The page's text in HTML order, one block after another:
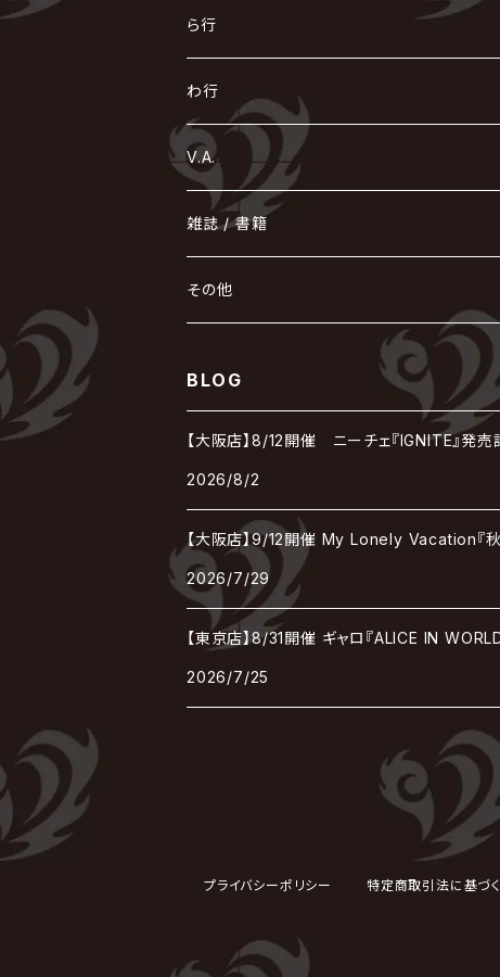
Acid Black Cherry
Ashmaze.
甘い暴力
アリス九號. / ALICE NINE. / A9
ΛrlequiΩ / アルルカン
Angelo
アンティック-珈琲店-
アンフィル
色々な十字架
168 / 葵-168-
the GazettE
GOTCHAROCKA
蛾と蝶
cali≠gari
河村隆一
KIRITO / キリト
己龍
GREN / グレン
黒夢
ゴールデンボンバー
CONTRASTZ
XANVALA
Sick²
ジグソウ
シド
JAKIGAN MEISTER
Chanty
sugar
Jupiter
JILUKA
sukekiyo
SCAPEGOAT
SPLENDID GOD GIRAFFE
SLAPSLY / CHIYU
零[Hz]
SOPHIA
ZOMBIE / ぞんび
DADAROMA
逹瑯
DAVID / SUI / 縁
DARRELL
D
DIAURA
DaizyStripper
D'ESPAIRSRAY
DEXCORE
TAKE NO BREAK
DEZERT
deadman
DEVILOOF
と
東京花嫁
Tourbillon
Dawnman
NICOLAS
nurié
ね
NETH PRIERE CAIN
NEVERLAND
の
NoGoD
NOCTURNAL BLOODLUST
H.U.G
BugLug
HAZUKI / 葉月
薔薇の宮殿
BAROQUE
HERO
美炎-BIEN-
HIZAKI
vistlip
hide with Spread Beaver / hide
HIDE-ZOU
ビバラッシュ
ふ
Far East Dizain
Fatüm
FANTASTIC◇CIRCUS
Blu-BiLLioN
BULL ZEICHEN 88
BULL FIELD
BREAKERZ
へ
BabyKingdom
THE BEETHOVEN
ペンタゴン
ほ
POIDOL
HOLLOWGRAM
THE MICRO HEAD 4N'S
MAO / マオ from SID
マガツノート
machine
マツタケワークス
摩天楼オペラ
THE MADNA
MAMA.
まみれた / MAMIRETA
み
未完成アリス
ミスイ
mitsu
む
MUCC / ムック
め
メトロノーム
MERRY / メリー
も
THE MORTAL
最上川司
や
ヤミテラ / 外道反逆者ヤミテラ
ゆ
YUKIYA / 藤田幸也
ユナイト
よ
ら行
ら
rice
Rides In ReVellion
RAN / 蘭
り
Leetspeak monsters
Ricky
LIPHLICH
Lill
lynch.
る
Ruiza
LUNA SEA
れ
the Raid.
REIGN
RAZOR
LSN / The LEGENDARY SIX NINE
Rorschach.inc
ロマン急行
わ行
わ
wyse
我が為
V.A.
雑誌 / 書籍
hévn
その他
BLOG
【大阪店】8/12開催 ニーチェ『IGNITE』発売
2026/8/2
【大阪店】9/12開催 My Lonely Vacation『秋
2026/7/29
【東京店】8/31開催 ギャロ『ALICE IN
2026/7/25
プライバシーポリシー 特定商取引法に基づ